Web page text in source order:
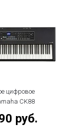
цифровое
CK88
руб.